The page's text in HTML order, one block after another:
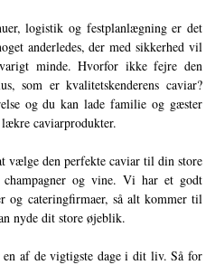
virksomheder
logistik og festplanlægning er det
anderledes, der med sikkerhed vil
minde. Hvorfor ikke fejre den
som er kvalitetskenderens caviar?
og du kan lade familie og gæster
caviarprodukter.
den perfekte caviar til din store
og vine. Vi har et godt
og cateringfirmaer, så alt kommer til
nyde dit store øjeblik.
af de vigtigste dage i dit liv. Så for